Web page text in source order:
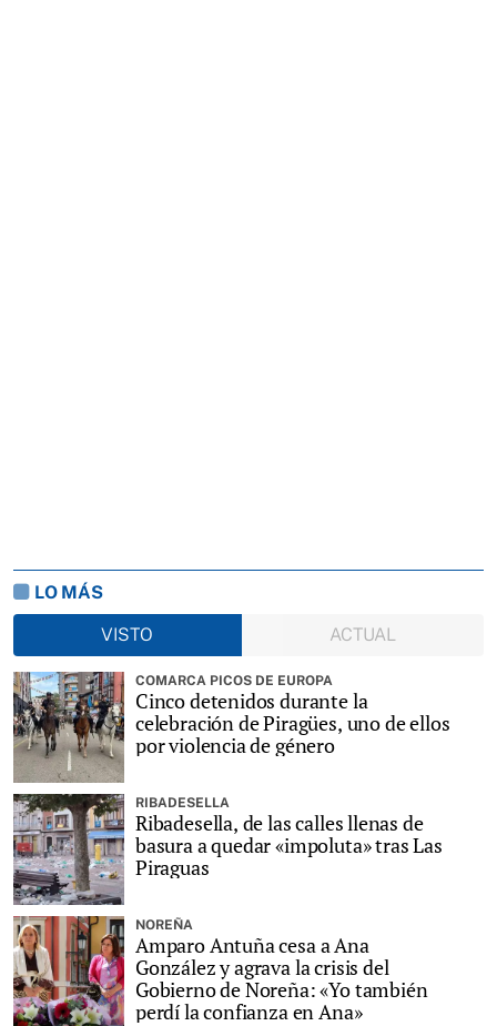
LO MÁS
VISTO
ACTUAL
COMARCA PICOS DE EUROPA
Cinco detenidos durante la
celebración de Piragües, uno de ellos
por violencia de género
RIBADESELLA
Ribadesella, de las calles llenas de
basura a quedar «impoluta» tras Las
Piraguas
NOREÑA
Amparo Antuña cesa a Ana
González y agrava la crisis del
Gobierno de Noreña: «Yo también
perdí la confianza en Ana»